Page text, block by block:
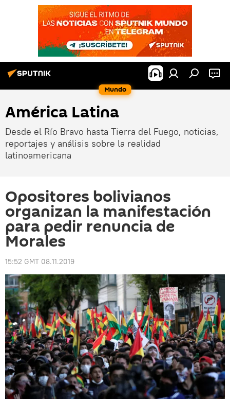
Mundo
América Latina
Desde el Río Bravo hasta Tierra del Fuego, noticias,
reportajes y análisis sobre la realidad
latinoamericana
Opositores bolivianos
organizan la manifestación
para pedir renuncia de
Morales
15:52 GMT 08.11.2019